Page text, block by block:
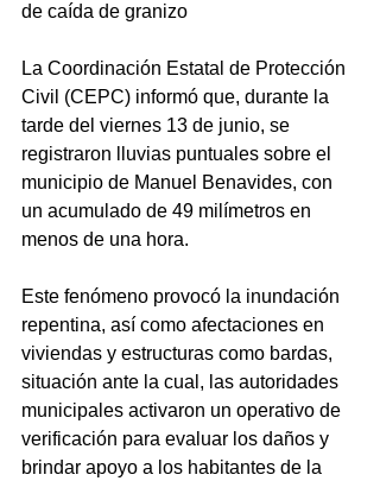
de caída de granizo
La Coordinación Estatal de Protección
Civil (CEPC) informó que, durante la
tarde del viernes 13 de junio, se
registraron lluvias puntuales sobre el
municipio de Manuel Benavides, con
un acumulado de 49 milímetros en
menos de una hora.
Este fenómeno provocó la inundación
repentina, así como afectaciones en
viviendas y estructuras como bardas,
situación ante la cual, las autoridades
municipales activaron un operativo de
verificación para evaluar los daños y
brindar apoyo a los habitantes de la